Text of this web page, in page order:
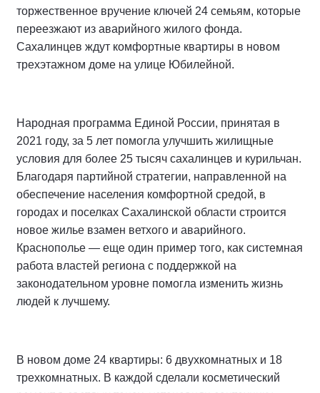
торжественное вручение ключей 24 семьям, которые
переезжают из аварийного жилого фонда.
Сахалинцев ждут комфортные квартиры в новом
трехэтажном доме на улице Юбилейной.
Народная программа Единой России, принятая в
2021 году, за 5 лет помогла улучшить жилищные
условия для более 25 тысяч сахалинцев и курильчан.
Благодаря партийной стратегии, направленной на
обеспечение населения комфортной средой, в
городах и поселках Сахалинской области строится
новое жилье взамен ветхого и аварийного.
Краснополье — еще один пример того, как системная
работа властей региона с поддержкой на
законодательном уровне помогла изменить жизнь
людей к лучшему.
В новом доме 24 квартиры: 6 двухкомнатных и 18
трехкомнатных. В каждой сделали косметический